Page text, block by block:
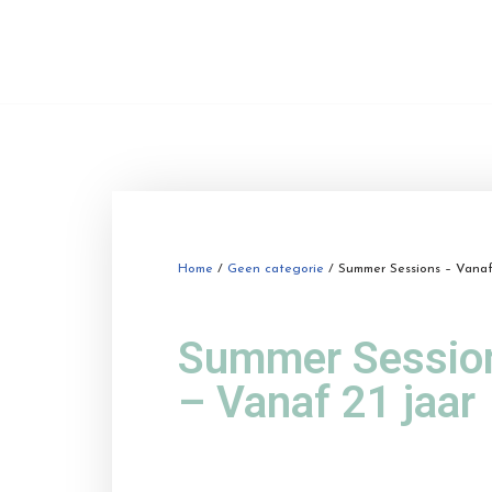
Home / Geen categorie / Summer Sessions –
Summer
– Vanaf 21 jaar